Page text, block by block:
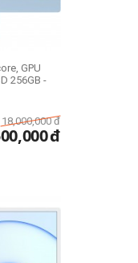
GPU
256GB -
18,000,000 đ
đ